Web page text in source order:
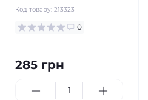
Код товару: 213323
0
285 грн